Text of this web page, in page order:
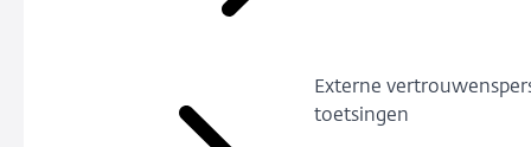
Externe
toetsingen